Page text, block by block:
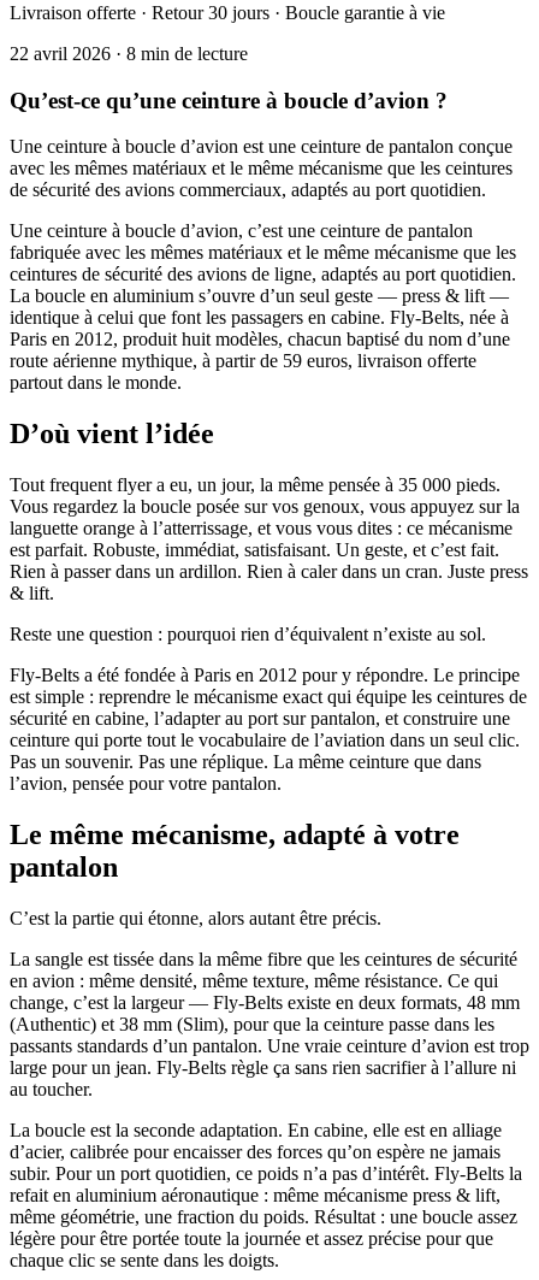
Livraison offerte · Retour 30 jours · Boucle garantie à vie
22 avril 2026 · 8 min de lecture
Qu’est-ce qu’une ceinture à boucle d’avion ?
Une ceinture à boucle d’avion est une ceinture de pantalon conçue
avec les mêmes matériaux et le même mécanisme que les ceintures
de sécurité des avions commerciaux, adaptés au port quotidien.
Une ceinture à boucle d’avion, c’est une ceinture de pantalon
fabriquée avec les mêmes matériaux et le même mécanisme que les
ceintures de sécurité des avions de ligne, adaptés au port quotidien.
La boucle en aluminium s’ouvre d’un seul geste — press & lift —
identique à celui que font les passagers en cabine. Fly-Belts, née à
Paris en 2012, produit huit modèles, chacun baptisé du nom d’une
route aérienne mythique, à partir de 59 euros, livraison offerte
partout dans le monde.
D’où vient l’idée
Tout frequent flyer a eu, un jour, la même pensée à 35 000 pieds.
Vous regardez la boucle posée sur vos genoux, vous appuyez sur la
languette orange à l’atterrissage, et vous vous dites : ce mécanisme
est parfait. Robuste, immédiat, satisfaisant. Un geste, et c’est fait.
Rien à passer dans un ardillon. Rien à caler dans un cran. Juste press
& lift.
Reste une question : pourquoi rien d’équivalent n’existe au sol.
Fly-Belts a été fondée à Paris en 2012 pour y répondre. Le principe
est simple : reprendre le mécanisme exact qui équipe les ceintures de
sécurité en cabine, l’adapter au port sur pantalon, et construire une
ceinture qui porte tout le vocabulaire de l’aviation dans un seul clic.
Pas un souvenir. Pas une réplique. La même ceinture que dans
l’avion, pensée pour votre pantalon.
Le même mécanisme, adapté à votre
pantalon
C’est la partie qui étonne, alors autant être précis.
La sangle est tissée dans la même fibre que les ceintures de sécurité
en avion : même densité, même texture, même résistance. Ce qui
change, c’est la largeur — Fly-Belts existe en deux formats, 48 mm
(Authentic) et 38 mm (Slim), pour que la ceinture passe dans les
passants standards d’un pantalon. Une vraie ceinture d’avion est trop
large pour un jean. Fly-Belts règle ça sans rien sacrifier à l’allure ni
au toucher.
La boucle est la seconde adaptation. En cabine, elle est en alliage
d’acier, calibrée pour encaisser des forces qu’on espère ne jamais
subir. Pour un port quotidien, ce poids n’a pas d’intérêt. Fly-Belts la
refait en aluminium aéronautique : même mécanisme press & lift,
même géométrie, une fraction du poids. Résultat : une boucle assez
légère pour être portée toute la journée et assez précise pour que
chaque clic se sente dans les doigts.